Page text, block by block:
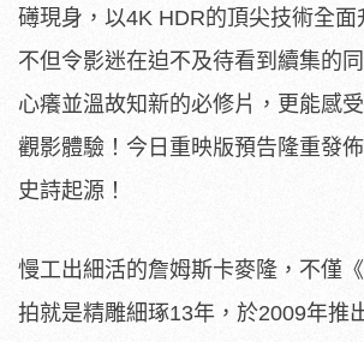
礡現身，以4K HDR的頂尖技術全面
不但令影迷在迫不及待看到續集的同
心癢並溫故知新的必修片， 更能感
觀影體驗！今日重映版預告隆重發佈
史詩起源！
慢工出細活的詹姆斯卡麥隆，不僅
拍就是精雕細琢13年，於2009年推